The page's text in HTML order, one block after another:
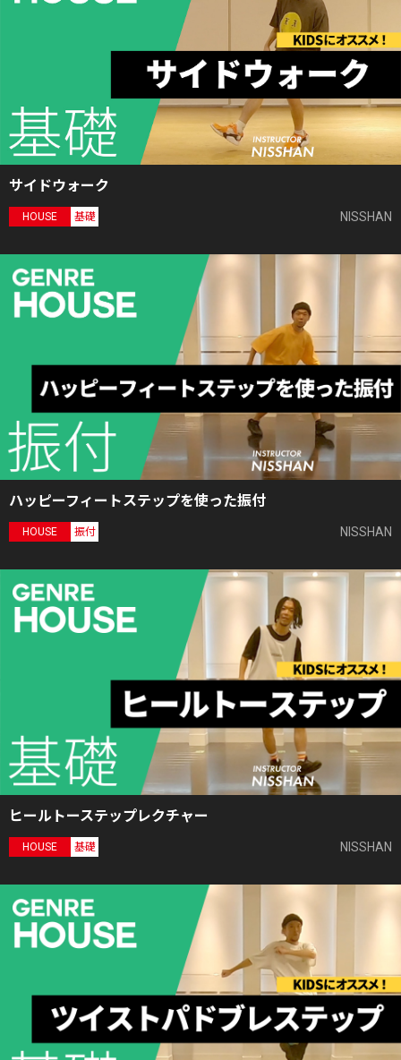
サイドウォーク
HOUSE 基礎 NISSHAN
ハッピーフィートステップを使った振付
HOUSE 振付 NISSHAN
ヒールトーステップレクチャー
HOUSE 基礎 NISSHAN